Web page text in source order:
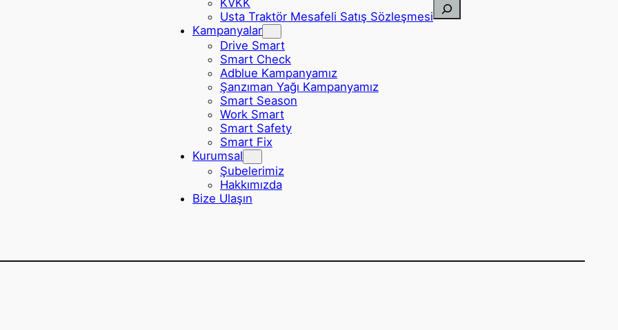
Usta Traktör Mesafeli Satış Sözleşmesi
Kampanyalar
Drive Smart
Smart Check
Adblue Kampanyamız
Şanzıman Yağı Kampanyamız
Smart Season
Work Smart
Smart Safety
Smart Fix
Kurumsal
Şubelerimiz
Hakkımızda
Bize Ulaşın
Ara